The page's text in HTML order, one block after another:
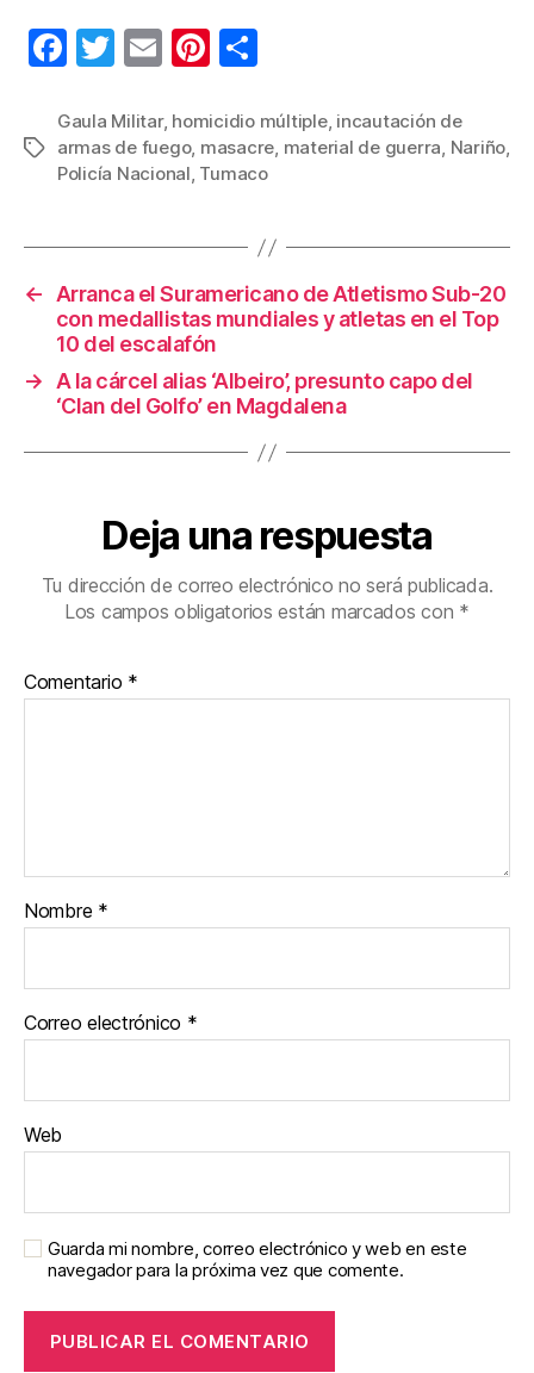
F
c
e
o
k
T
tt
er
E
ail
Pi
er
e
m
p
tir
Etiquetas
Gaula Militar, homicidio múltiple, incautación de
armas de fuego, masacre, material de guerra, Nariño,
Policía Nacional, Tumaco
←
Arranca el Suramericano de Atletismo Sub-20
con medallistas mundiales y atletas en el Top
10 del escalafón
→
A la cárcel alias ‘Albeiro’, presunto capo del
‘Clan del Golfo’ en Magdalena
Deja una respuesta
Tu dirección de correo electrónico no será publicada.
Los campos obligatorios están marcados con *
Comentario *
Nombre *
Correo electrónico *
Web
Guarda mi nombre, correo electrónico y web en este
navegador para la próxima vez que comente.